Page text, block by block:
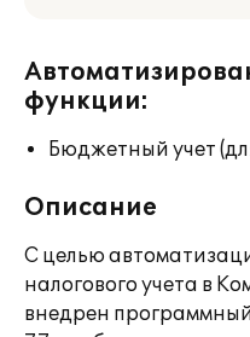
функции:
Бюджетный учет
Описание
С целью
налогового учета в
внедрен